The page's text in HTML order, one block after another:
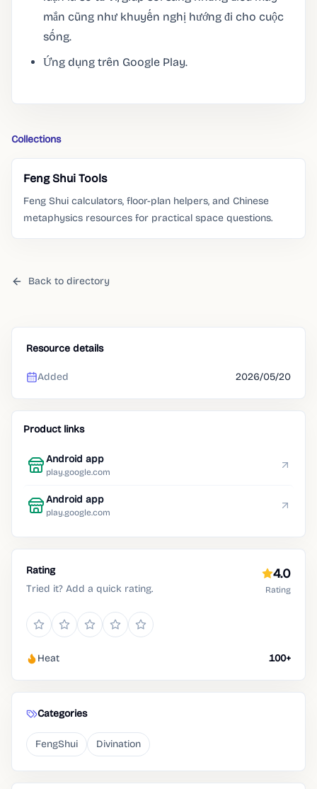
mắn cũng như khuyến nghị hướng đi cho cuộc
sống.
Ứng dụng trên Google Play.
Collections
Feng Shui Tools
Feng Shui calculators, floor-plan helpers, and Chinese
metaphysics resources for practical space questions.
Back to directory
Resource details
Added 2026/05/20
Product links
Android app
play.google.com
Android app
play.google.com
Rating
Tried it? Add a quick rating.
4.0
Rating
Heat 100+
Categories
FengShui Divination